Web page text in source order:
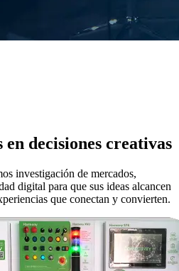
decisiones creativas
investigación de mercados,
digital para que sus ideas alcancen
que conectan y convierten.